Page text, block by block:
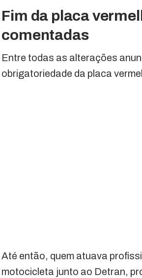
Fim da placa
comentadas
Entre todas as alterações
obrigatoriedade da placa
Até então, quem atuava
motocicleta junto ao Detran,